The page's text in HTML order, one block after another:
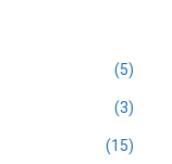
(5)
(3)
(15)